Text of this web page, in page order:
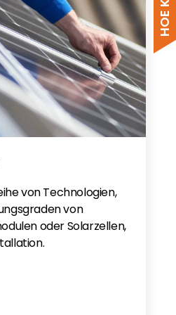
von Technologien,
von
oder Solarzellen,